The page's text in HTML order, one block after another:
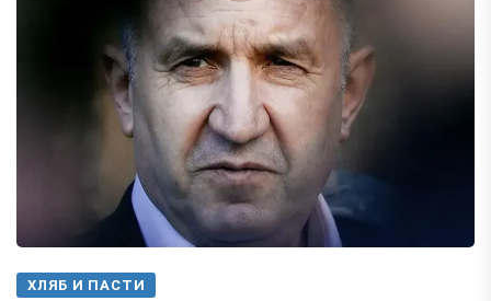
ХЛЯБ И ПАСТИ